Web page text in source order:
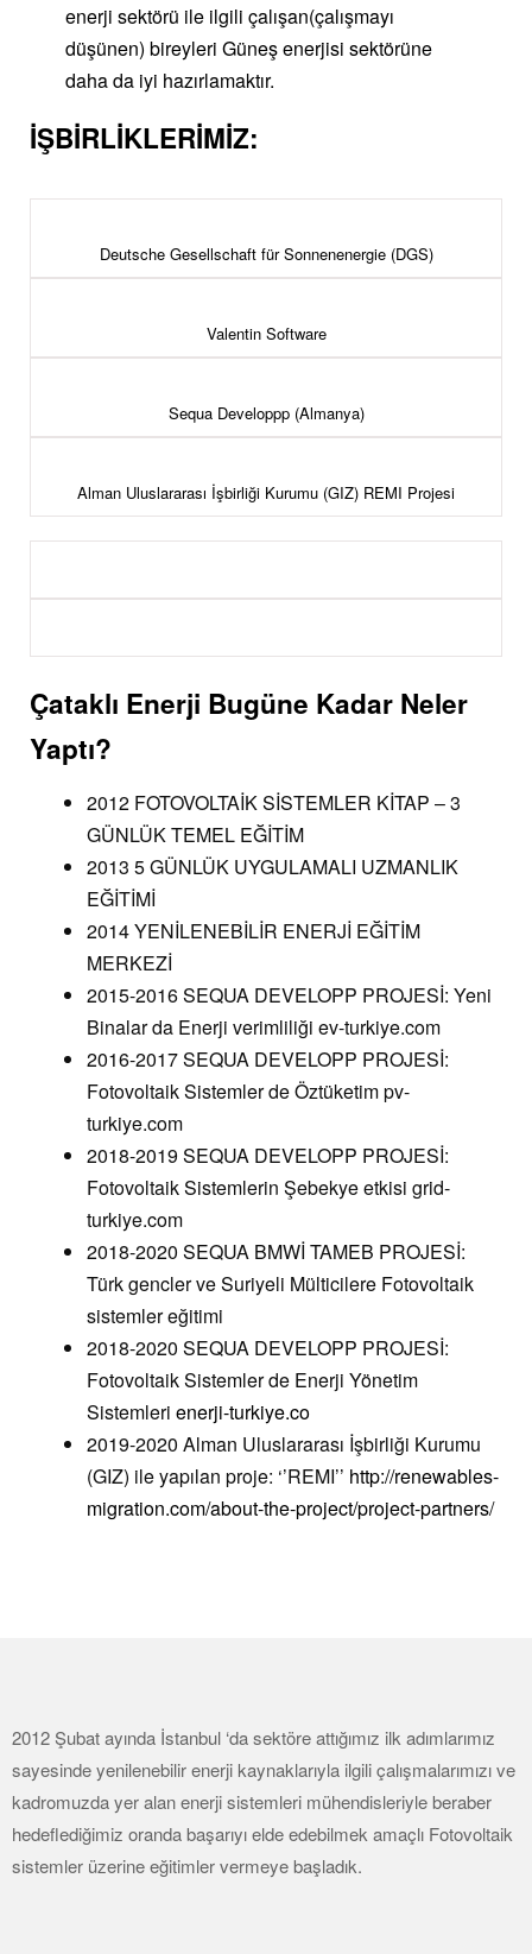
enerji sektörü ile ilgili çalışan(çalışmayı
düşünen) bireyleri Güneş enerjisi sektörüne
daha da iyi hazırlamaktır.
İŞBİRLİKLERİMİZ:
Deutsche Gesellschaft für Sonnenenergie (DGS)
Valentin Software
Sequa Developpp (Almanya)
Alman Uluslararası İşbirliği Kurumu (GIZ) REMI Projesi
Çataklı Enerji Bugüne Kadar Neler
Yaptı?
2012 FOTOVOLTAİK SİSTEMLER KİTAP – 3
GÜNLÜK TEMEL EĞİTİM
2013 5 GÜNLÜK UYGULAMALI UZMANLIK
EĞİTİMİ
2014 YENİLENEBİLİR ENERJİ EĞİTİM
MERKEZİ
2015-2016 SEQUA DEVELOPP PROJESİ: Yeni
Binalar da Enerji verimliliği ev-turkiye.com
2016-2017 SEQUA DEVELOPP PROJESİ:
Fotovoltaik Sistemler de Öztüketim pv-
turkiye.com
2018-2019 SEQUA DEVELOPP PROJESİ:
Fotovoltaik Sistemlerin Şebekye etkisi grid-
turkiye.com
2018-2020 SEQUA BMWİ TAMEB PROJESİ:
Türk gencler ve Suriyeli Mülticilere Fotovoltaik
sistemler eğitimi
2018-2020 SEQUA DEVELOPP PROJESİ:
Fotovoltaik Sistemler de Enerji Yönetim
Sistemleri enerji-turkiye.co
2019-2020 Alman Uluslararası İşbirliği Kurumu
(GIZ) ile yapılan proje: ‘’REMI’’ http://renewables-
migration.com/about-the-project/project-partners/
2012 Şubat ayında İstanbul ‘da sektöre attığımız ilk adımlarımız
sayesinde yenilenebilir enerji kaynaklarıyla ilgili çalışmalarımızı ve
kadromuzda yer alan enerji sistemleri mühendisleriyle beraber
hedeflediğimiz oranda başarıyı elde edebilmek amaçlı Fotovoltaik
sistemler üzerine eğitimler vermeye başladık.